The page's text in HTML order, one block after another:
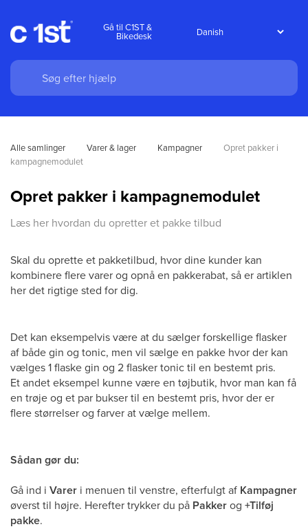
Gå til C1ST &
Bikedesk
Alle samlinger Varer & lager Kampagner
Opret pakker i
kampagnemodulet
Opret pakker i kampagnemodulet
Læs her hvordan du opretter et pakke tilbud
Skal du oprette et pakketilbud, hvor dine kunder kan
kombinere flere varer og opnå en pakkerabat, så er artiklen
her det rigtige sted for dig.
Det kan eksempelvis være at du sælger forskellige flasker
af både gin og tonic, men vil sælge en pakke hvor der kan
vælges 1 flaske gin og 2 flasker tonic til en bestemt pris.
Et andet eksempel kunne være en tøjbutik, hvor man kan få
en trøje og et par bukser til en bestemt pris, hvor der er
flere størrelser og farver at vælge mellem.
Sådan gør du:
Gå ind i Varer i menuen til venstre, efterfulgt af Kampagner
øverst til højre. Herefter trykker du på Pakkerog +Tilføj
pakke.